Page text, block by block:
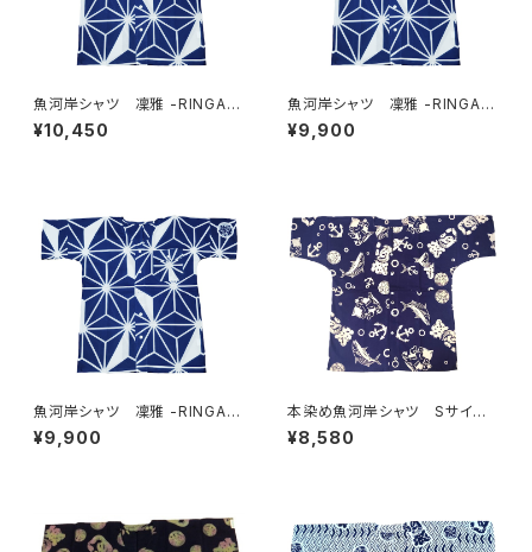
魚河岸シャツ 凜雅 -RINGA-
プレミアムシリーズ① 麻かざぐ
るま LLサイズ 認定証付き
¥10,450
魚河岸シャツ 凜雅 -RINGA-
プレミアムシリーズ① 麻かざぐ
るま Lサイズ 認定証付き
¥9,900
魚河岸シャツ 凜雅 -RINGA-
プレミアムシリーズ① 麻かざぐ
るま Mサイズ 認定証付き
¥9,900
本染め魚河岸シャツ Sサイ
ズ 認定証付き 木綿晒 やい
ちゃん 海ものがたり 紺×
シャツ 焼津 浜通り 港町
¥8,580